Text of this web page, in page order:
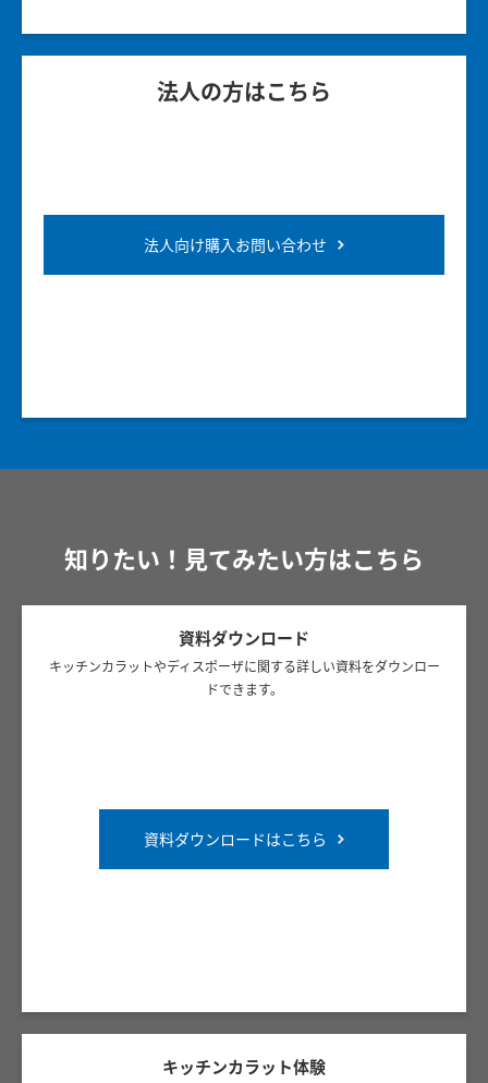
法人の方はこちら
法人向け購入お問い合わせ
知りたい！見てみたい方はこちら
資料ダウンロード
キッチンカラットやディスポーザに関する詳しい資料をダウンロー
ドできます。
資料ダウンロードはこちら
キッチンカラット体験